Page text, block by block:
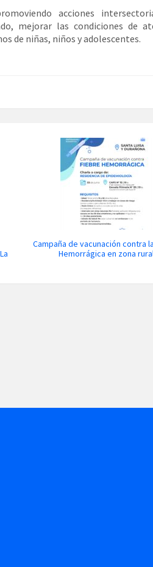
acciones
mejorar las condiciones de
de niñas, niños y adolescentes.
Campaña de vacunación contra
Hemorrágica en zona